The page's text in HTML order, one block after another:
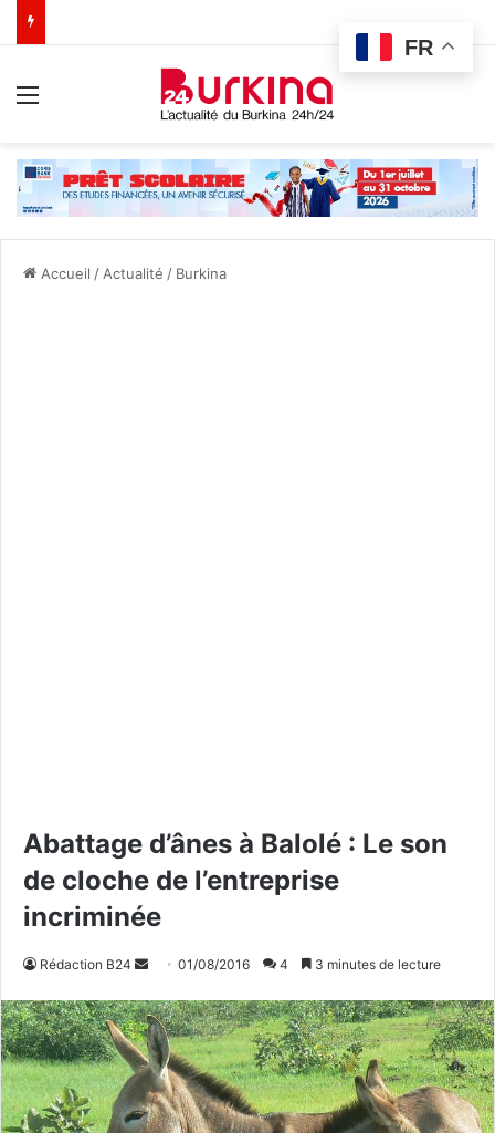
Accueil / Actualité / Burkina
Abattage d’ânes à Balolé : Le son
de cloche de l’entreprise
incriminée
Rédaction B24
v
o
y
e
r
01/08/2016 4 3 minutes de lecture
FR